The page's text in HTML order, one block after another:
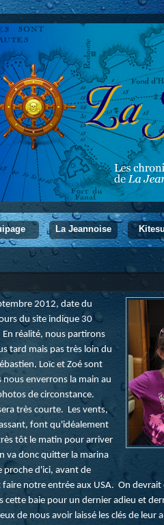
La Jeannoise
2012, date du
du site indique 30
réalité, nous partirons
tard mais pas très loin du
Loïc et Zoé sont
enverrons la main au
de circonstance.
très courte. Les vents,
font qu'idéalement
tôt le matin pour arriver
va donc quitter la marina
proche d'ici, avant de
faire notre entrée aux USA. On
cette baie pour un dernier adieu et
de nous avoir laissé les clés de